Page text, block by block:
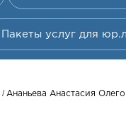
Пакеты услуг для
/ Ананьева Анастасия